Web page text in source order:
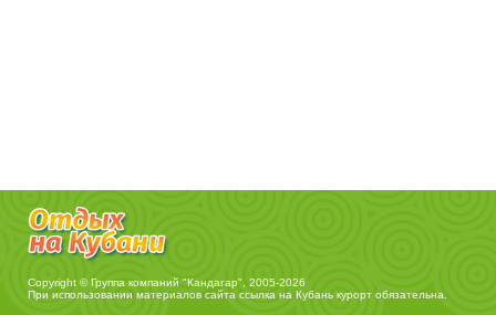
Copyright © Группа компаний "Кандагар", 2005-2026
При использовании материалов сайта ссылка на Кубань курорт обязательна.